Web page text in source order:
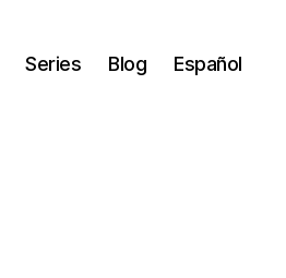
Series Blog Español